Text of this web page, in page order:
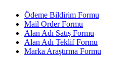
Ödeme Bildirim Formu
Mail Order Formu
Alan Adı Satış Formu
Alan Adı Teklif Formu
Marka Araştırma Formu